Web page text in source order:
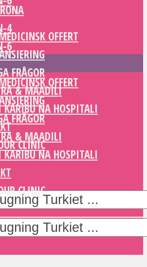
OFFERT
FRÅGOR
& MAADILI
KARIBU NA HOSPITALI
CLINIC
4
6
OFFERT
FRÅGOR
& MAADILI
KARIBU NA HOSPITALI
CLINIC